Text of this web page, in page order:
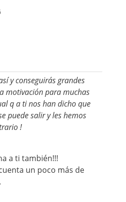
y conseguirás grandes
motivación para muchas
q a ti nos han dicho que
puede salir y les hemos
!
a ti también!!!
un poco más de